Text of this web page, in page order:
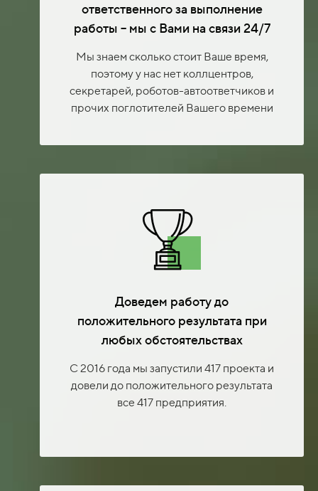
ответственного за выполнение
работы – мы с Вами на связи 24/7
Мы знаем сколько стоит Ваше время,
поэтому у нас нет коллцентров,
секретарей, роботов-автоответчиков и
прочих поглотителей Вашего времени
Доведем работу до
положительного результата при
любых обстоятельствах
С 2016 года мы запустили 417 проекта и
довели до положительного результата
все 417 предприятия.